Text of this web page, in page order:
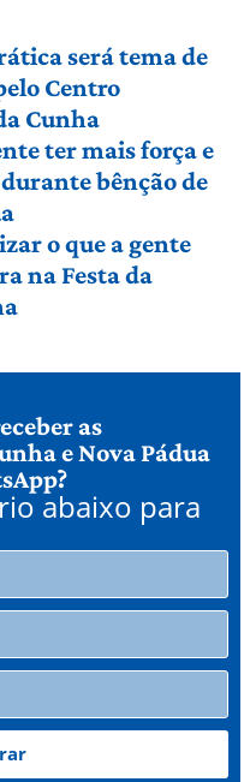
será tema de
Centro
Cunha
ter mais força e
bênção de
o que a gente
na Festa da
as
e Nova Pádua
abaixo para